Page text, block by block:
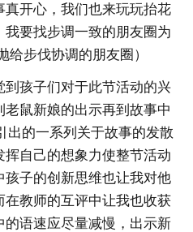
开心，我们也来玩玩抬花
要找步调一致的朋友圈为
给步伐协调的朋友圈）
到孩子们对于此节活动的兴
鼠新娘的出示再到故事中
出的一系列关于故事的发散
自己的想象力使整节活动
子的创新思维也让我对他
教师的互评中让我也收获
语速应尽量减慢，出示新